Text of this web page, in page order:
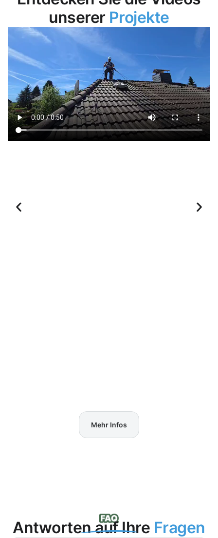
unserer Projekte
Mehr Infos
Antworten auf Ihre Fragen